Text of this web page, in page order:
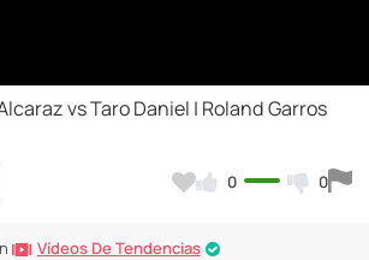
vs Taro Daniel | Roland Garros
0 0
Vídeos De Tendencias